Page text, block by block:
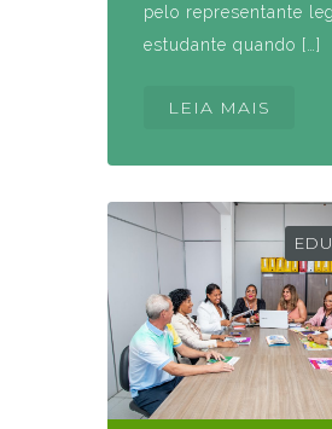
pelo representante
estudante quando […]
LEIA MAIS